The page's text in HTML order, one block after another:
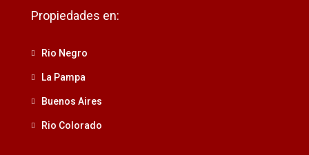
Propiedades en:
Rio Negro
La Pampa
Buenos Aires
Rio Colorado